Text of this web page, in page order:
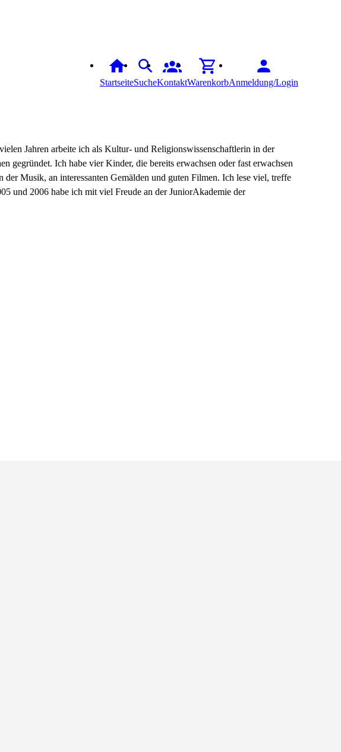
StartseiteSucheKontaktWarenkorbAnmeldung/Login
Jahren arbeite ich als Kultur- und Religionswissenschaftlerin in der
gegründet. Ich habe vier Kinder, die bereits erwachsen oder fast erwachsen
Musik, an interessanten Gemälden und guten Filmen. Ich lese viel, treffe
und 2006 habe ich mit viel Freude an der JuniorAkademie der